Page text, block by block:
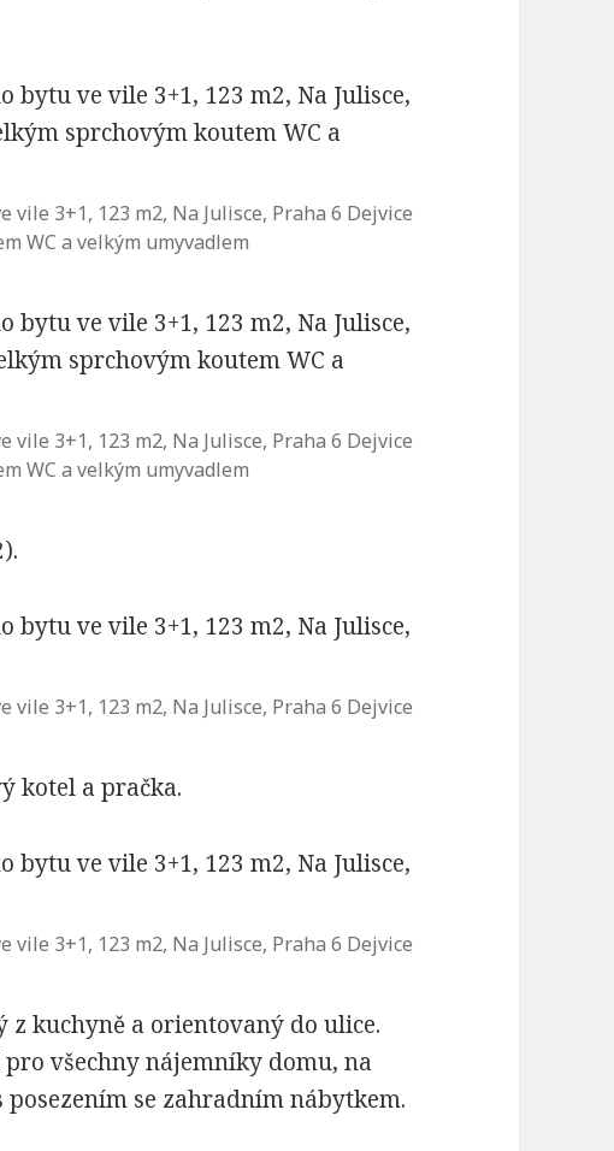
3+1, 123 m2, Na Julisce, Praha 6 Dejvice
WC a velkým umyvadlem
3+1, 123 m2, Na Julisce, Praha 6 Dejvice
WC a velkým umyvadlem
3+1, 123 m2, Na Julisce, Praha 6 Dejvice
kotel a pračka.
3+1, 123 m2, Na Julisce, Praha 6 Dejvice
kuchyně a orientovaný do ulice.
všechny nájemníky domu, na
se zahradním nábytkem.